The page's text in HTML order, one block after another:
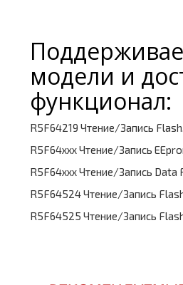
модели и
функционал:
R5F64219 Чтение/Запись Flash.
R5F64xxx Чтение/Запись
R5F64xxx Чтение/Запись Data
R5F64524 Чтение/Запись
R5F64525 Чтение/Запись